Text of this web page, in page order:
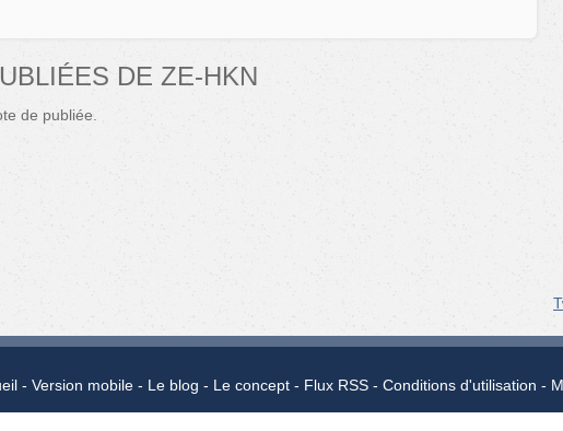
DE ZE-HKN
de publiée.
Version mobile Le blog Le concept Flux RSS Conditions d'utilisation